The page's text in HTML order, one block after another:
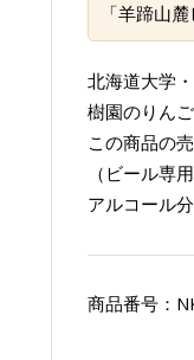
「羊蹄山
北海道大学
樹園のりん
この商品の
（ビール専
アルコール
商品番号：